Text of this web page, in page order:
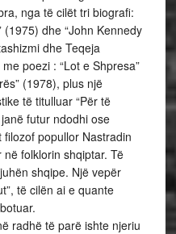
nga të cilët tri biografi:
(1975) dhe “John Kennedy
dhe Teqeja
poezi : “Lot e Shpresa”
(1978), plus një
të titulluar “Për të
futur ndodhi ose
popullor Nastradin
folklorin shqiptar. Të
shqipe. Një vepër
të cilën ai e quante
radhë të parë ishte njeriu